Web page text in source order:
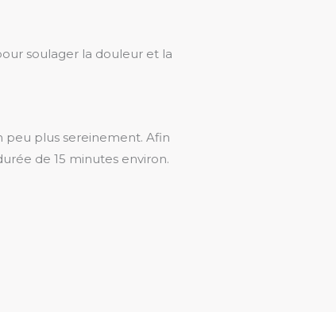
soulager la douleur et la
peu plus sereinement. Afin
de 15 minutes environ.